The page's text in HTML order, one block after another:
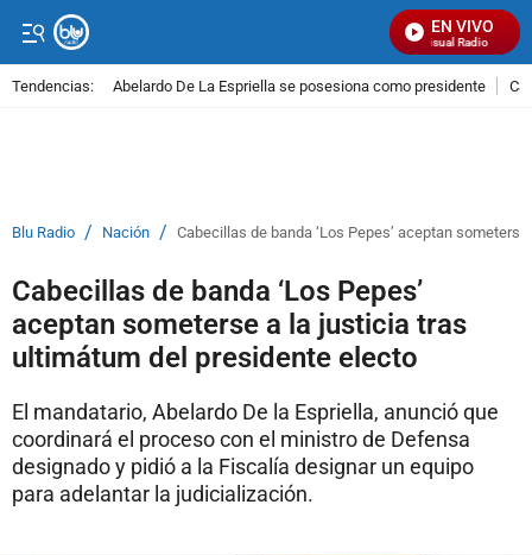
EN VIVO
Señal Visual Radio
Tendencias: Abelardo De La Espriella se posesiona como presidente
Blu Radio / Nación / Cabecillas de banda ‘Los Pepes’ aceptan
Cabecillas de banda ‘Los Pepes’
aceptan someterse a la justicia tras
ultimátum del presidente electo
El mandatario, Abelardo De la Espriella, anunció que
coordinará el proceso con el ministro de Defensa
designado y pidió a la Fiscalía designar un equipo
para adelantar la judicialización.